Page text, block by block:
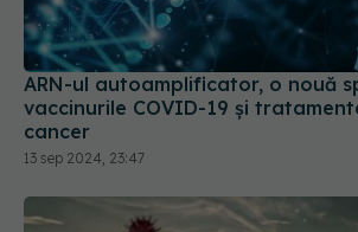
ARN-ul autoamplificator, o nouă
vaccinurile COVID-19 și
cancer
13 sep 2024, 23:47